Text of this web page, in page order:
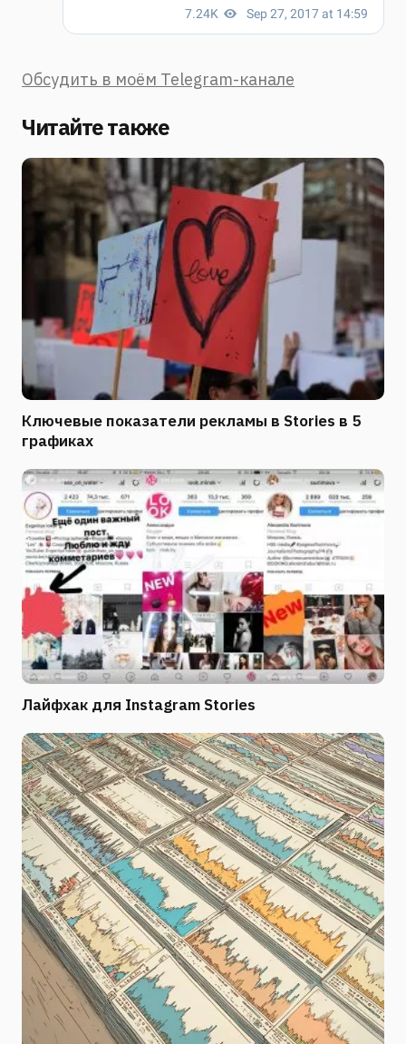
Обсудить в моём Telegram-канале
Читайте также
Ключевые показатели рекламы в Stories в 5
графиках
Лайфхак для Instagram Stories